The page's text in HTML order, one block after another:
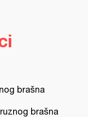
brašna
brašna